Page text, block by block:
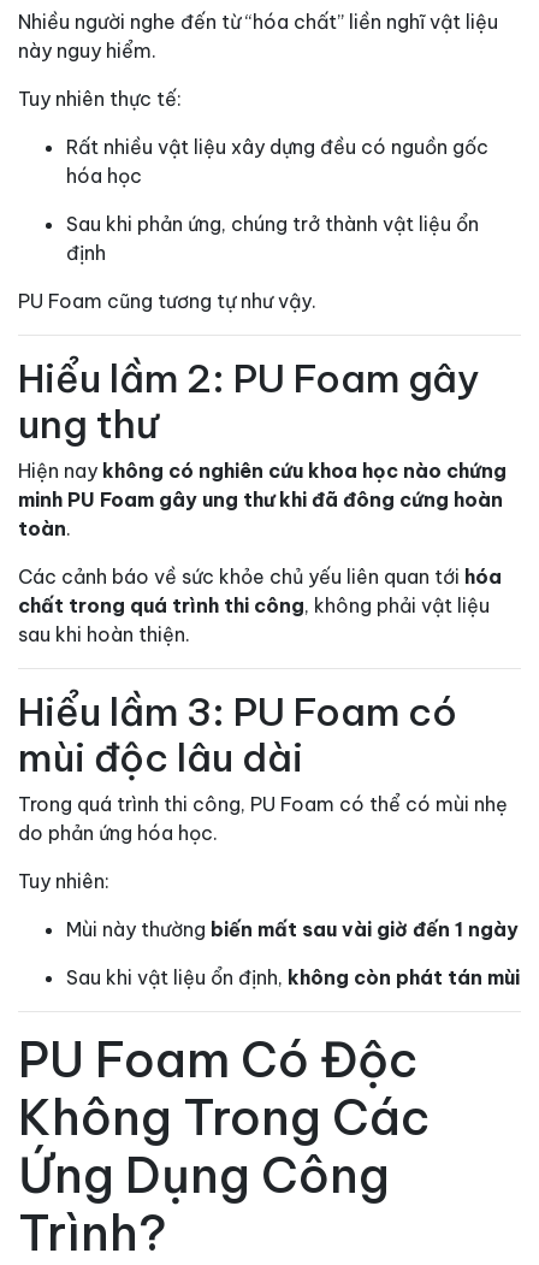
Nhiều người nghe đến từ “hóa chất” liền nghĩ vật liệu
này nguy hiểm.
Tuy nhiên thực tế:
Rất nhiều vật liệu xây dựng đều có nguồn gốc
hóa học
Sau khi phản ứng, chúng trở thành vật liệu ổn
định
PU Foam cũng tương tự như vậy.
Hiểu lầm 2: PU Foam gây
ung thư
Hiện nay không có nghiên cứu khoa học nào chứng
minh PU Foam gây ung thư khi đã đông cứng hoàn
toàn.
Các cảnh báo về sức khỏe chủ yếu liên quan tới hóa
chất trong quá trình thi công, không phải vật liệu
sau khi hoàn thiện.
Hiểu lầm 3: PU Foam có
mùi độc lâu dài
Trong quá trình thi công, PU Foam có thể có mùi nhẹ
do phản ứng hóa học.
Tuy nhiên:
Mùi này thường biến mất sau vài giờ đến 1 ngày
Sau khi vật liệu ổn định, không còn phát tán mùi
PU Foam Có Độc
Không Trong Các
Ứng Dụng Công
Trình?